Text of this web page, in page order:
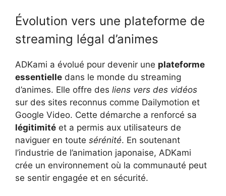
Évolution vers une plateforme de
streaming légal d’animes
ADKami a évolué pour devenir une plateforme
essentielle dans le monde du streaming
d’animes. Elle offre des liens vers des vidéos
sur des sites reconnus comme Dailymotion et
Google Video. Cette démarche a renforcé sa
légitimité et a permis aux utilisateurs de
naviguer en toute sérénité. En soutenant
l’industrie de l’animation japonaise, ADKami
crée un environnement où la communauté peut
se sentir engagée et en sécurité.